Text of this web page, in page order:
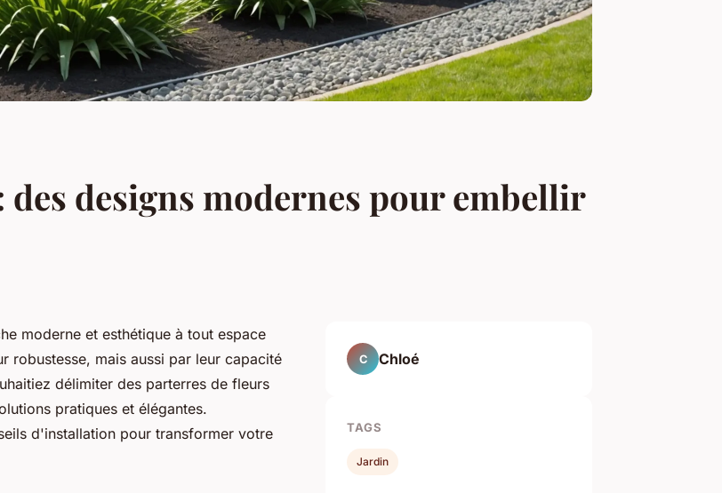
designs modernes pour embellir
moderne et esthétique à tout espace
robustesse, mais aussi par leur capacité
délimiter des parterres de fleurs
pratiques et élégantes.
d'installation pour transformer votre
C Chloé
TAGS
Jardin